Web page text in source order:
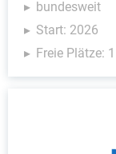
bundesweit
Start: 2026
Freie Plätze: 1